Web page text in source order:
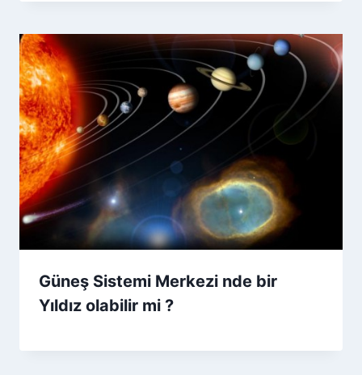
Güneş Sistemi Merkezi nde bir
Yıldız olabilir mi ?